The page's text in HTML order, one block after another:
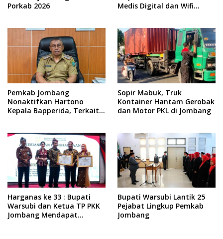
Porkab 2026
Medis Digital dan Wifi
Pemkab Jombang
Nonaktifkan Hartono
Kepala Bapperida, Terkait
Sopir Mabuk, Truk
Kontainer Hantam Gerobak
dan Motor PKL di Jombang
Harganas ke 33 : Bupati
Warsubi dan Ketua TP PKK
Jombang Mendapat
Bupati Warsubi Lantik 25
Pejabat Lingkup Pemkab
Jombang